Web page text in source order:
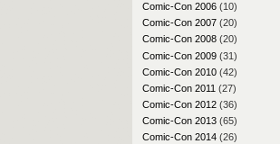
Comic-Con 2006(10)
Comic-Con 2007(20)
Comic-Con 2008(20)
Comic-Con 2009(31)
Comic-Con 2010(42)
Comic-Con 2011 (27)
Comic-Con 2012(36)
Comic-Con 2013(65)
Comic-Con 2014(26)